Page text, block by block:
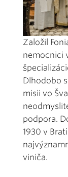
Založil
nemocnici
Dlhodobo
misii vo
podpora.
1930 v
viniča.